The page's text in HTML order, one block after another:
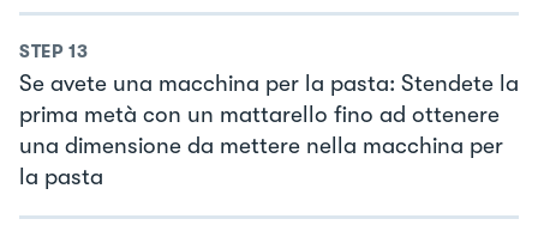
STEP 13
Se avete una macchina per la pasta: Stendete la
prima metà con un mattarello fino ad ottenere
una dimensione da mettere nella macchina per
la pasta